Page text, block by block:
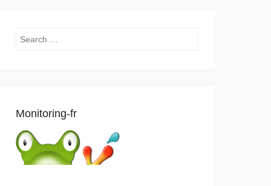
Search
Monitoring-fr